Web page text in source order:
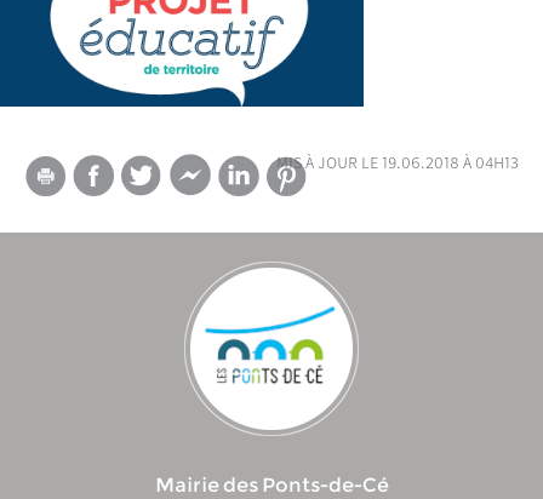
mis à jour le 19.06.2018 à 04h13
Mairie des Ponts-de-Cé